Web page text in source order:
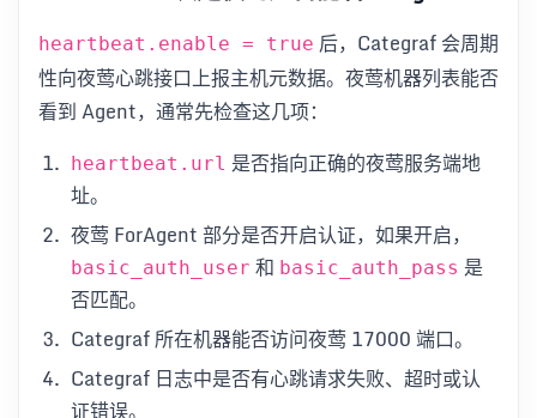
heartbeat.enable = true 后，Categraf 会周期
性向夜莺心跳接口上报主机元数据。夜莺机器列表能否
看到 Agent，通常先检查这几项：
heartbeat.url 是否指向正确的夜莺服务端地
址。
夜莺 ForAgent 部分是否开启认证，如果开启，
basic_auth_user 和 basic_auth_pass 是
否匹配。
Categraf 所在机器能否访问夜莺 17000 端口。
Categraf 日志中是否有心跳请求失败、超时或认
证错误。